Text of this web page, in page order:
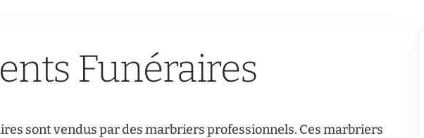
Funéraires
sont vendus par des marbriers professionnels. Ces marbriers